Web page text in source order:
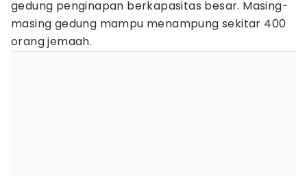
gedung penginapan berkapasitas besar. Masing-
masing gedung mampu menampung sekitar 400
orang jemaah.